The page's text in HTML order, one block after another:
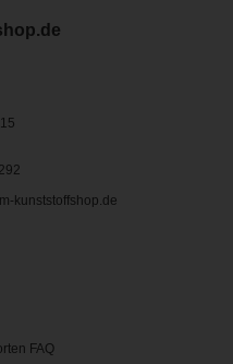
kunststoffshop.de
FAQ